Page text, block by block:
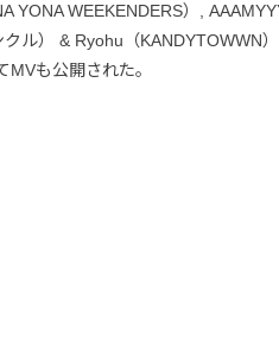
YONA WEEKENDERS）,
ル） & Ryohu（KANDYTOWWN
MVも公開された。